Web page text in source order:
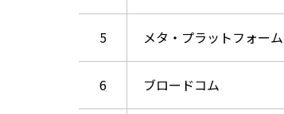
5 メタ・プラットフォー
6 ブロードコム